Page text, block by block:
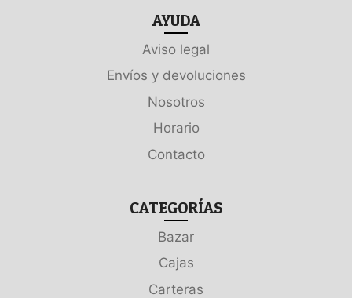
AYUDA
Aviso legal
Envíos y devoluciones
Nosotros
Horario
Contacto
CATEGORÍAS
Bazar
Cajas
Carteras